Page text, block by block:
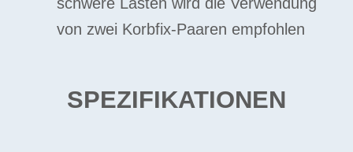
von zwei Korbfix-Paaren empfohlen
SPEZIFIKATIONEN